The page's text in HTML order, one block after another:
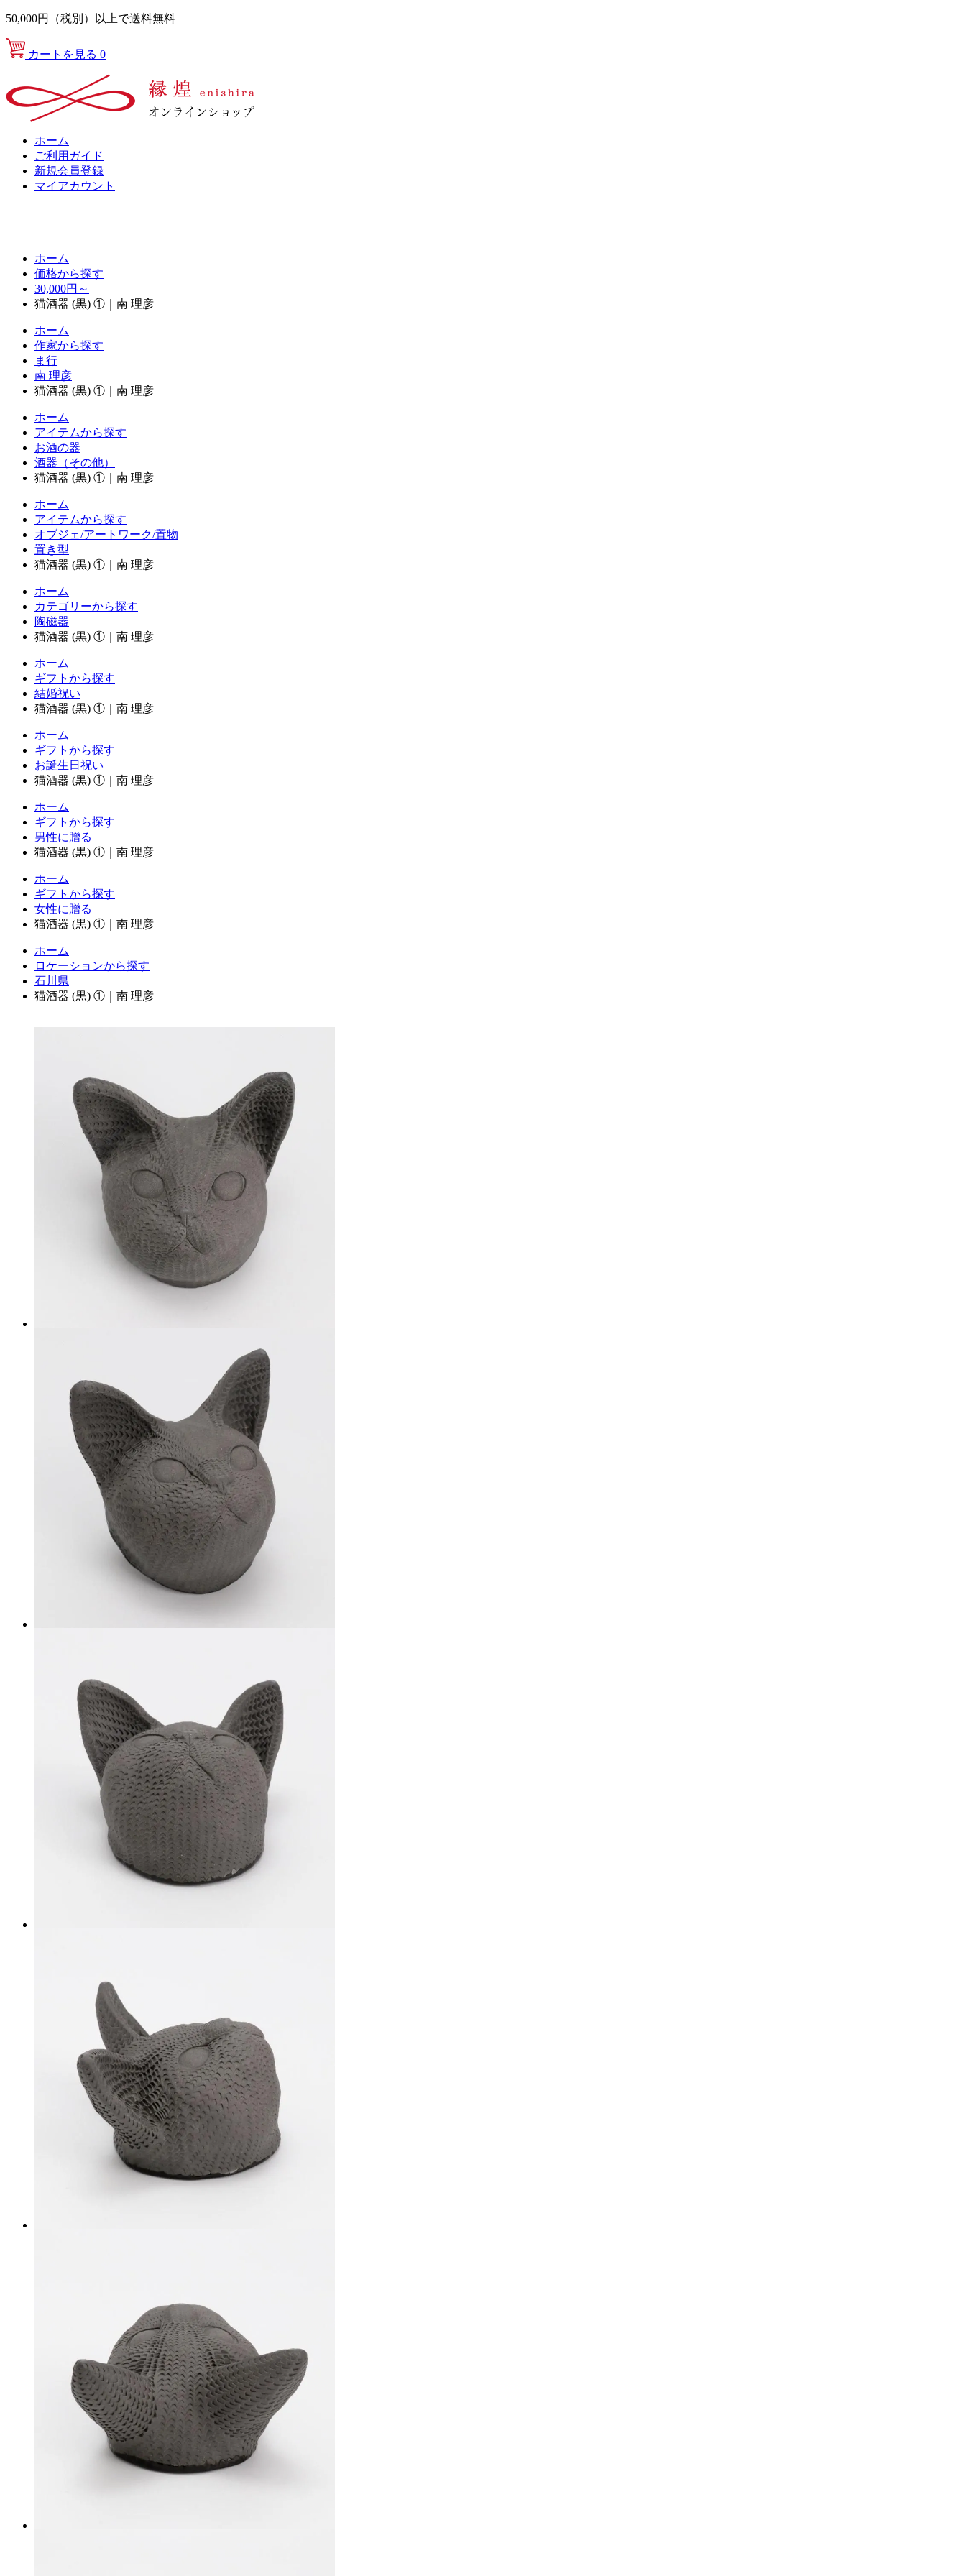
50,000円（税別）以上で送料無料
カートを見る 0
ホーム
ご利用ガイド
新規会員登録
マイアカウント
ホーム
価格から探す
30,000円～
猫酒器 (黒) ①｜南 理彦
ホーム
作家から探す
ま行
南 理彦
猫酒器 (黒) ①｜南 理彦
ホーム
アイテムから探す
お酒の器
酒器（その他）
猫酒器 (黒) ①｜南 理彦
ホーム
アイテムから探す
オブジェ/アートワーク/置物
置き型
猫酒器 (黒) ①｜南 理彦
ホーム
カテゴリーから探す
陶磁器
猫酒器 (黒) ①｜南 理彦
ホーム
ギフトから探す
結婚祝い
猫酒器 (黒) ①｜南 理彦
ホーム
ギフトから探す
お誕生日祝い
猫酒器 (黒) ①｜南 理彦
ホーム
ギフトから探す
男性に贈る
猫酒器 (黒) ①｜南 理彦
ホーム
ギフトから探す
女性に贈る
猫酒器 (黒) ①｜南 理彦
ホーム
ロケーションから探す
石川県
猫酒器 (黒) ①｜南 理彦